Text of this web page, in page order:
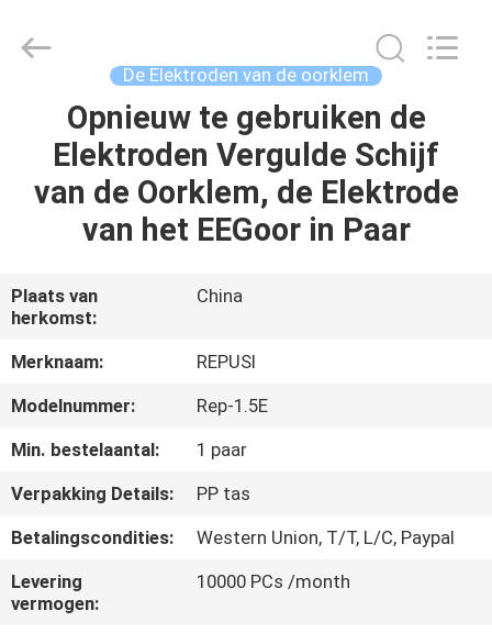
HUIS
PRODUCTEN
ONS
FABRIEKSREIS
KWALITEITSCONTROLE
CONTACTEER
ONS
NIEUWS
Co.,Ltd..
De Elektroden van de oorklem
Opnieuw te gebruiken de
Elektroden Vergulde Schijf
van de Oorklem, de Elektrode
van het EEGoor in Paar
Plaats van
herkomst:
China
Merknaam:
REPUSI
Modelnummer:
Rep-1.5E
Min. bestelaantal:
1 paar
Verpakking Details:
PP tas
Betalingscondities:
Western Union, T/T, L/C, Paypal
Levering
vermogen:
10000 PCs /month